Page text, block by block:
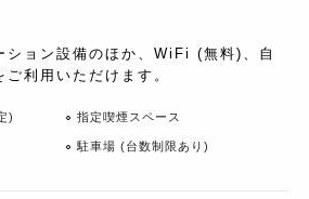
ション設備のほか、WiFi (無料)、自
利用いただけます。
) 指定喫煙スペース
駐車場 (台数制限あり)